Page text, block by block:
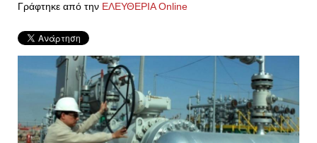
Γράφτηκε από την ΕΛΕΥΘΕΡΙΑ Online